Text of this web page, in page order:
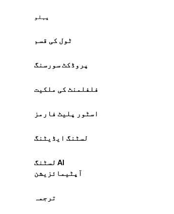
پہلو
ٹول کی قسم
پروڈکٹ سورسنگ
فلفلمنٹ کی ملکیت
اسٹور پلیٹ فارمز
لسٹنگ ایڈیٹنگ
AI لسٹنگ
آپٹیمائزیشن
ترجمہ